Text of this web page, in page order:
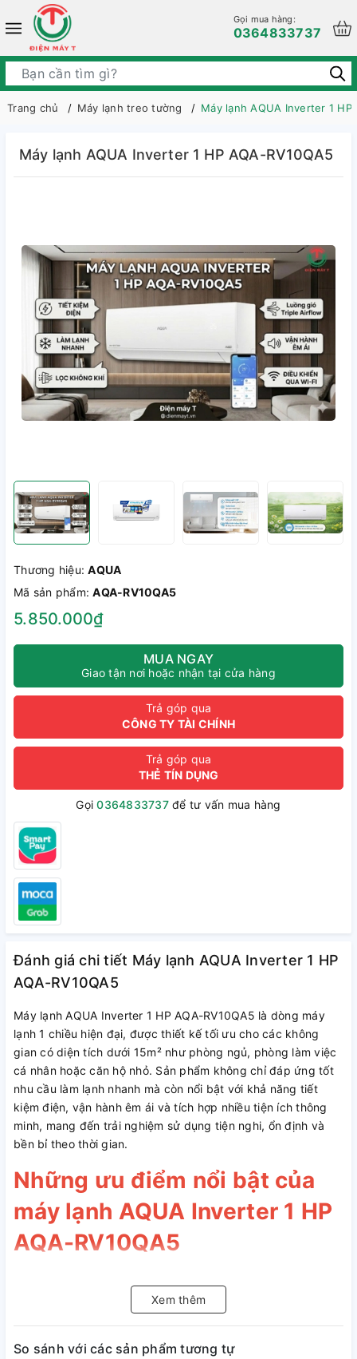
Gọi mua hàng:
0364833737
Trang chủ Máy lạnh treo tường Máy lạnh AQUA Inverter 1 HP
Máy lạnh AQUA Inverter 1 HP AQA-RV10QA5
Thương hiệu:AQUA
Mã sản phẩm:AQA-RV10QA5
5.850.000₫
MUA NGAY
Giao tận nơi hoặc nhận tại cửa hàng
Trả góp qua
CÔNG TY TÀI CHÍNH
Trả góp qua
THẺ TÍN DỤNG
Gọi0364833737để tư vấn mua hàng
Đánh giá chi tiết Máy lạnh AQUA Inverter 1 HP
AQA-RV10QA5
Máy lạnh AQUA Inverter 1 HP AQA-RV10QA5 là dòng máy
lạnh 1 chiều hiện đại, được thiết kế tối ưu cho các không
gian có diện tích dưới 15m² như phòng ngủ, phòng làm việc
cá nhân hoặc căn hộ nhỏ. Sản phẩm không chỉ đáp ứng tốt
nhu cầu làm lạnh nhanh mà còn nổi bật với khả năng tiết
kiệm điện, vận hành êm ái và tích hợp nhiều tiện ích thông
minh, mang đến trải nghiệm sử dụng tiện nghi, ổn định và
bền bỉ theo thời gian.
Những ưu điểm nổi bật của
máy lạnh AQUA Inverter 1 HP
AQA-RV10QA5
dàng lắp đặt trong mọi không gian
đường nét mềm mại, tinh tế và gam màu trang nhã, giúp dễ
Xem thêm
So sánh với các sản phẩm tương tự